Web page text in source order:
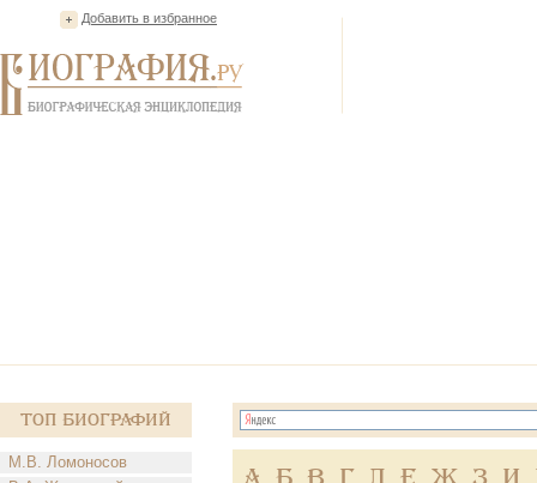
Добавить в избранное
Топ Биографий
М.В. Ломоносов
А Б В Г Д Е Ж З И